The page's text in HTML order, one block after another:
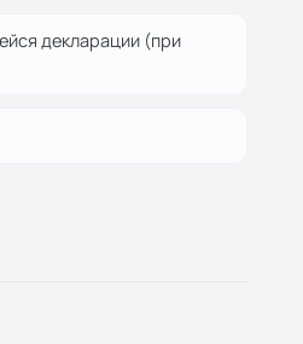
декларации (при